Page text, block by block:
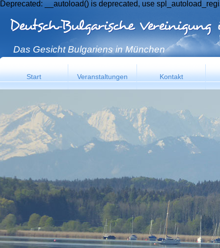
Deprecated: __autoload() is deprecated, use
Das Gesicht Bulgariens in München
Start Veranstaltungen Kontakt